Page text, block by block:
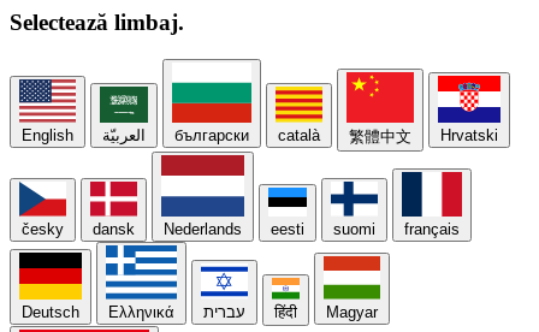
Selectează limbaj.
English العربيّة български català 繁體中文 Hrvatski
česky dansk Nederlands eesti suomi français
Deutsch Ελληνικά עברית हिंदी Magyar